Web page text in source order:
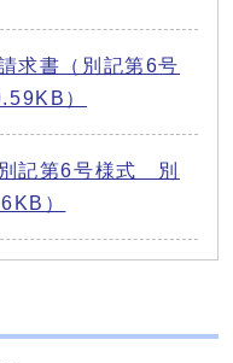
求書（別記第6号
）
記第6号様式 別
）